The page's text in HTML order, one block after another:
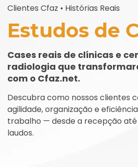
Clientes Cfaz • Histórias Reais
Estudos de
Cases reais de clínicas e
radiologia que
com o Cfaz.net.
Descubra como nossos clientes
agilidade, organização e
trabalho — desde a recepção
laudos.